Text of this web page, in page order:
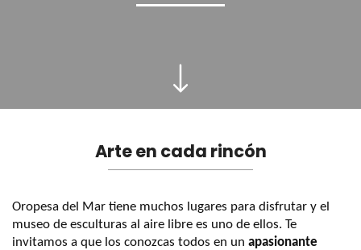
Arte en cada rincón
Oropesa del Mar tiene muchos lugares para disfrutar y el
museo de esculturas al aire libre es uno de ellos. Te
invitamos a que los conozcas todos en un apasionante